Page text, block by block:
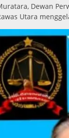
Dewan
Utara